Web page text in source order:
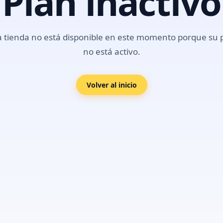
tienda no está disponible en este momento porque su
no está activo.
Volver al inicio